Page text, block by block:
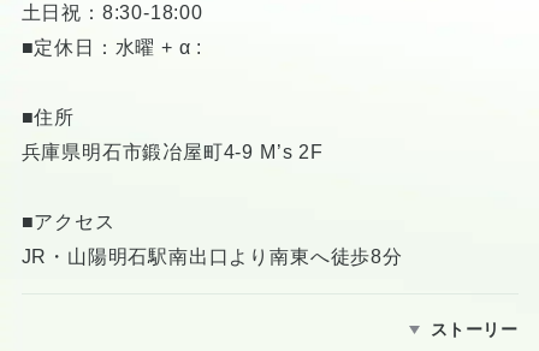
土日祝：8:30-18:00
■定休日：水曜 + α :
■住所
兵庫県明石市鍛冶屋町4-9 M’s 2F
■アクセス
JR・山陽明石駅南出口より南東へ徒歩8分
ストーリー